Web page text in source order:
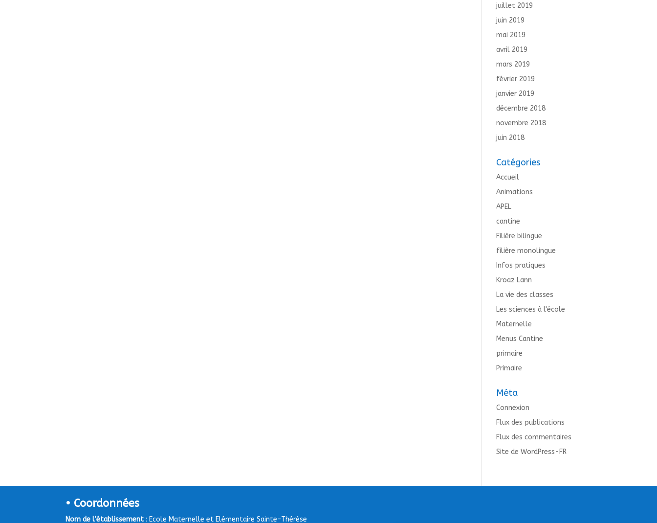
juillet 2019
juin 2019
mai 2019
avril 2019
mars 2019
février 2019
janvier 2019
décembre 2018
novembre 2018
juin 2018
Catégories
Accueil
Animations
APEL
cantine
Filière bilingue
filière monolingue
Infos pratiques
Kroaz Lann
La vie des classes
Les sciences à l'école
Maternelle
Menus Cantine
primaire
Primaire
Méta
Connexion
Flux des publications
Flux des commentaires
Site de WordPress-FR
• Coordonnées
Nom de l’établissement: Ecole Maternelle et Elémentaire Sainte-Thérèse